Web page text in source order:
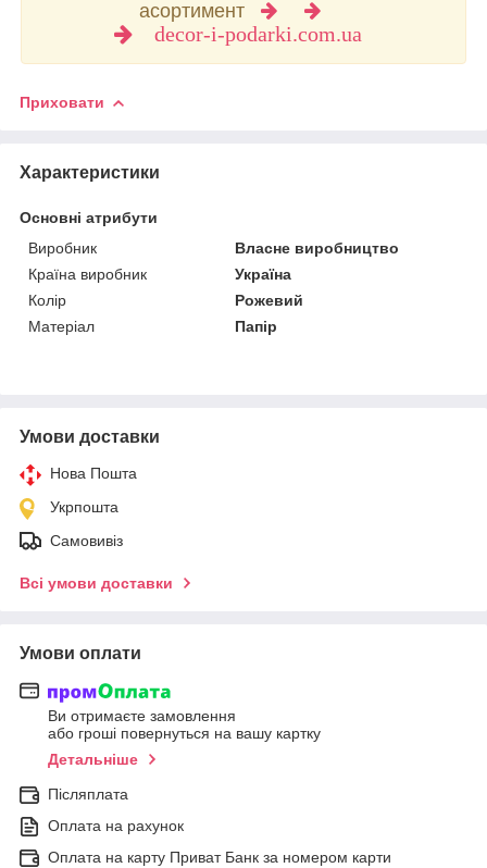
асортимент
decor-i-podarki.com.ua
Приховати
Характеристики
Основні атрибути
Виробник
Власне виробництво
Країна виробник
Україна
Колір
Рожевий
Матеріал
Папір
Умови доставки
Нова Пошта
Укрпошта
Самовивіз
Всі умови доставки
Умови оплати
Ви отримаєте замовлення
або гроші повернуться на вашу картку
Детальніше
Післяплата
Оплата на рахунок
Оплата на карту Приват Банк за номером карти